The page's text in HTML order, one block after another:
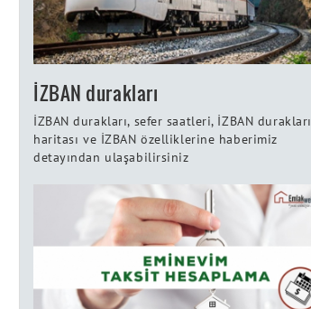
İZBAN durakları
İZBAN durakları, sefer saatleri, İZBAN durakları
haritası ve İZBAN özelliklerine haberimiz
detayından ulaşabilirsiniz